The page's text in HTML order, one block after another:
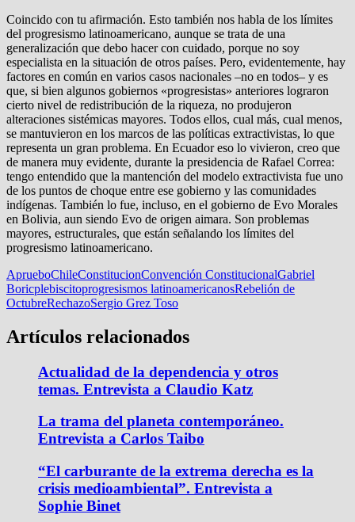
Coincido con tu afirmación. Esto también nos habla de los límites
del progresismo latinoamericano, aunque se trata de una
generalización que debo hacer con cuidado, porque no soy
especialista en la situación de otros países. Pero, evidentemente, hay
factores en común en varios casos nacionales –no en todos– y es
que, si bien algunos gobiernos «progresistas» anteriores lograron
cierto nivel de redistribución de la riqueza, no produjeron
alteraciones sistémicas mayores. Todos ellos, cual más, cual menos,
se mantuvieron en los marcos de las políticas extractivistas, lo que
representa un gran problema. En Ecuador eso lo vivieron, creo que
de manera muy evidente, durante la presidencia de Rafael Correa:
tengo entendido que la mantención del modelo extractivista fue uno
de los puntos de choque entre ese gobierno y las comunidades
indígenas. También lo fue, incluso, en el gobierno de Evo Morales
en Bolivia, aun siendo Evo de origen aimara. Son problemas
mayores, estructurales, que están señalando los límites del
progresismo latinoamericano.
AprueboChileConstitucionConvención ConstitucionalGabriel
Boricplebiscitoprogresismos latinoamericanosRebelión de
OctubreRechazoSergio Grez Toso
Artículos relacionados
Actualidad de la dependencia y otros
temas. Entrevista a Claudio Katz
La trama del planeta contemporáneo.
Entrevista a Carlos Taibo
“El carburante de la extrema derecha es la
crisis medioambiental”. Entrevista a
Sophie Binet